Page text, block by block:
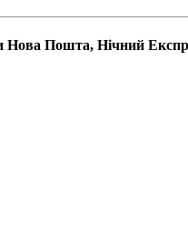
Нова Пошта, Нічний